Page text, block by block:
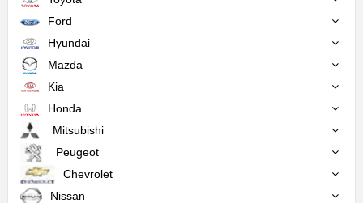
Ford
Hyundai
Mazda
Kia
Honda
Mitsubishi
Peugeot
Chevrolet
Nissan